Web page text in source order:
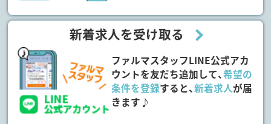
新着求人を受け取る
ファルマスタッフLINE公式アカ
ウントを友だち追加して、希望の
条件を登録すると、新着求人が届
きます♪